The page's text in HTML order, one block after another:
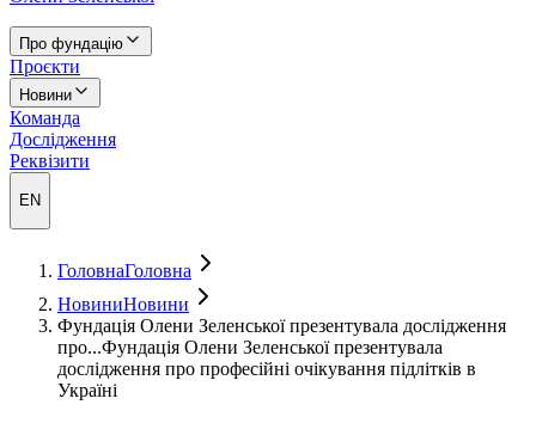
Про фундацію
Проєкти
Новини
Команда
Дослідження
Реквізити
EN
ГоловнаГоловна
НовиниНовини
Фундація Олени Зеленської презентувала дослідження
про...Фундація Олени Зеленської презентувала
дослідження про професійні очікування підлітків в
Україні